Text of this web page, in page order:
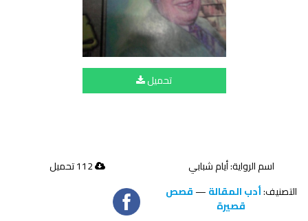
تحميل
اسم الرواية: أيام شبابي
التصنيف:أدب المقالة—قصص
قصيرة
112 تحميل